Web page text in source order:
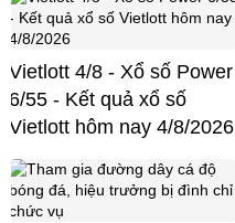
Vietlott 4/8 - Xổ số Power
6/55 - Kết quả xổ số
Vietlott hôm nay 4/8/2026